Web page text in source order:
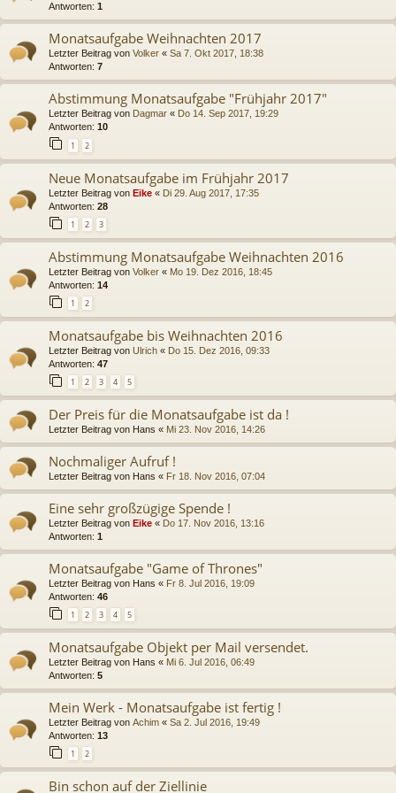
Antworten: 1
Monatsaufgabe Weihnachten 2017
Letzter Beitrag von Volker « Sa 7. Okt 2017, 18:38
Antworten: 7
Abstimmung Monatsaufgabe "Frühjahr 2017"
Letzter Beitrag von Dagmar « Do 14. Sep 2017, 19:29
Antworten: 10
1 2
Neue Monatsaufgabe im Frühjahr 2017
Letzter Beitrag von Eike « Di 29. Aug 2017, 17:35
Antworten: 28
1 2 3
Abstimmung Monatsaufgabe Weihnachten 2016
Letzter Beitrag von Volker « Mo 19. Dez 2016, 18:45
Antworten: 14
1 2
Monatsaufgabe bis Weihnachten 2016
Letzter Beitrag von Ulrich « Do 15. Dez 2016, 09:33
Antworten: 47
1 2 3 4 5
Der Preis für die Monatsaufgabe ist da !
Letzter Beitrag von Hans « Mi 23. Nov 2016, 14:26
Nochmaliger Aufruf !
Letzter Beitrag von Hans « Fr 18. Nov 2016, 07:04
Eine sehr großzügige Spende !
Letzter Beitrag von Eike « Do 17. Nov 2016, 13:16
Antworten: 1
Monatsaufgabe "Game of Thrones"
Letzter Beitrag von Hans « Fr 8. Jul 2016, 19:09
Antworten: 46
1 2 3 4 5
Monatsaufgabe Objekt per Mail versendet.
Letzter Beitrag von Hans « Mi 6. Jul 2016, 06:49
Antworten: 5
Mein Werk - Monatsaufgabe ist fertig !
Letzter Beitrag von Achim « Sa 2. Jul 2016, 19:49
Antworten: 13
1 2
Bin schon auf der Ziellinie